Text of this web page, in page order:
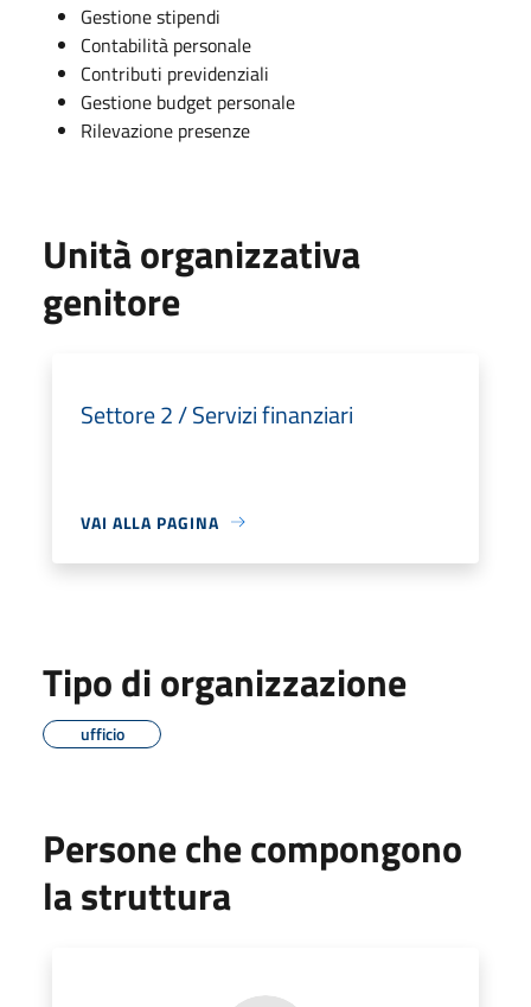
Gestione stipendi
Contabilità personale
Contributi previdenziali
Gestione budget personale
Rilevazione presenze
Unità organizzativa
genitore
Settore 2 / Servizi finanziari
VAI ALLA PAGINA
Tipo di organizzazione
ufficio
Persone che compongono
la struttura